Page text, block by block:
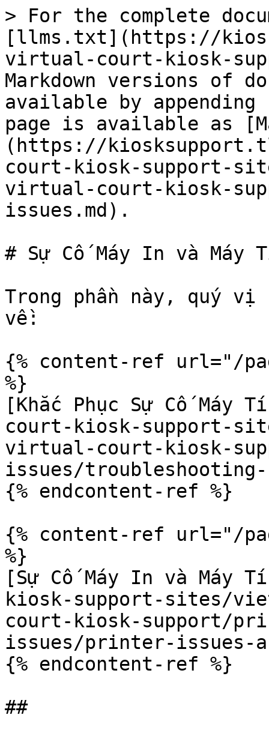
> For the complete
[llms.txt](https://
virtual-court-kiosk-
Markdown versions of
available by
page is available as
(https://
court-kiosk-support-
virtual-court-kiosk-
issues.md).
# Sự Cố Máy In và Máy
Trong phần này, quý
về:
{% content-ref url="/
%}
[Khắc Phục Sự Cố
court-kiosk-support-
virtual-court-kiosk-
issues/troubleshooting-
{% endcontent-ref %}
{% content-ref url="/
%}
[Sự Cố Máy In và
kiosk-support-sites/
court-kiosk-support/
issues/printer-issues-
{% endcontent-ref %}